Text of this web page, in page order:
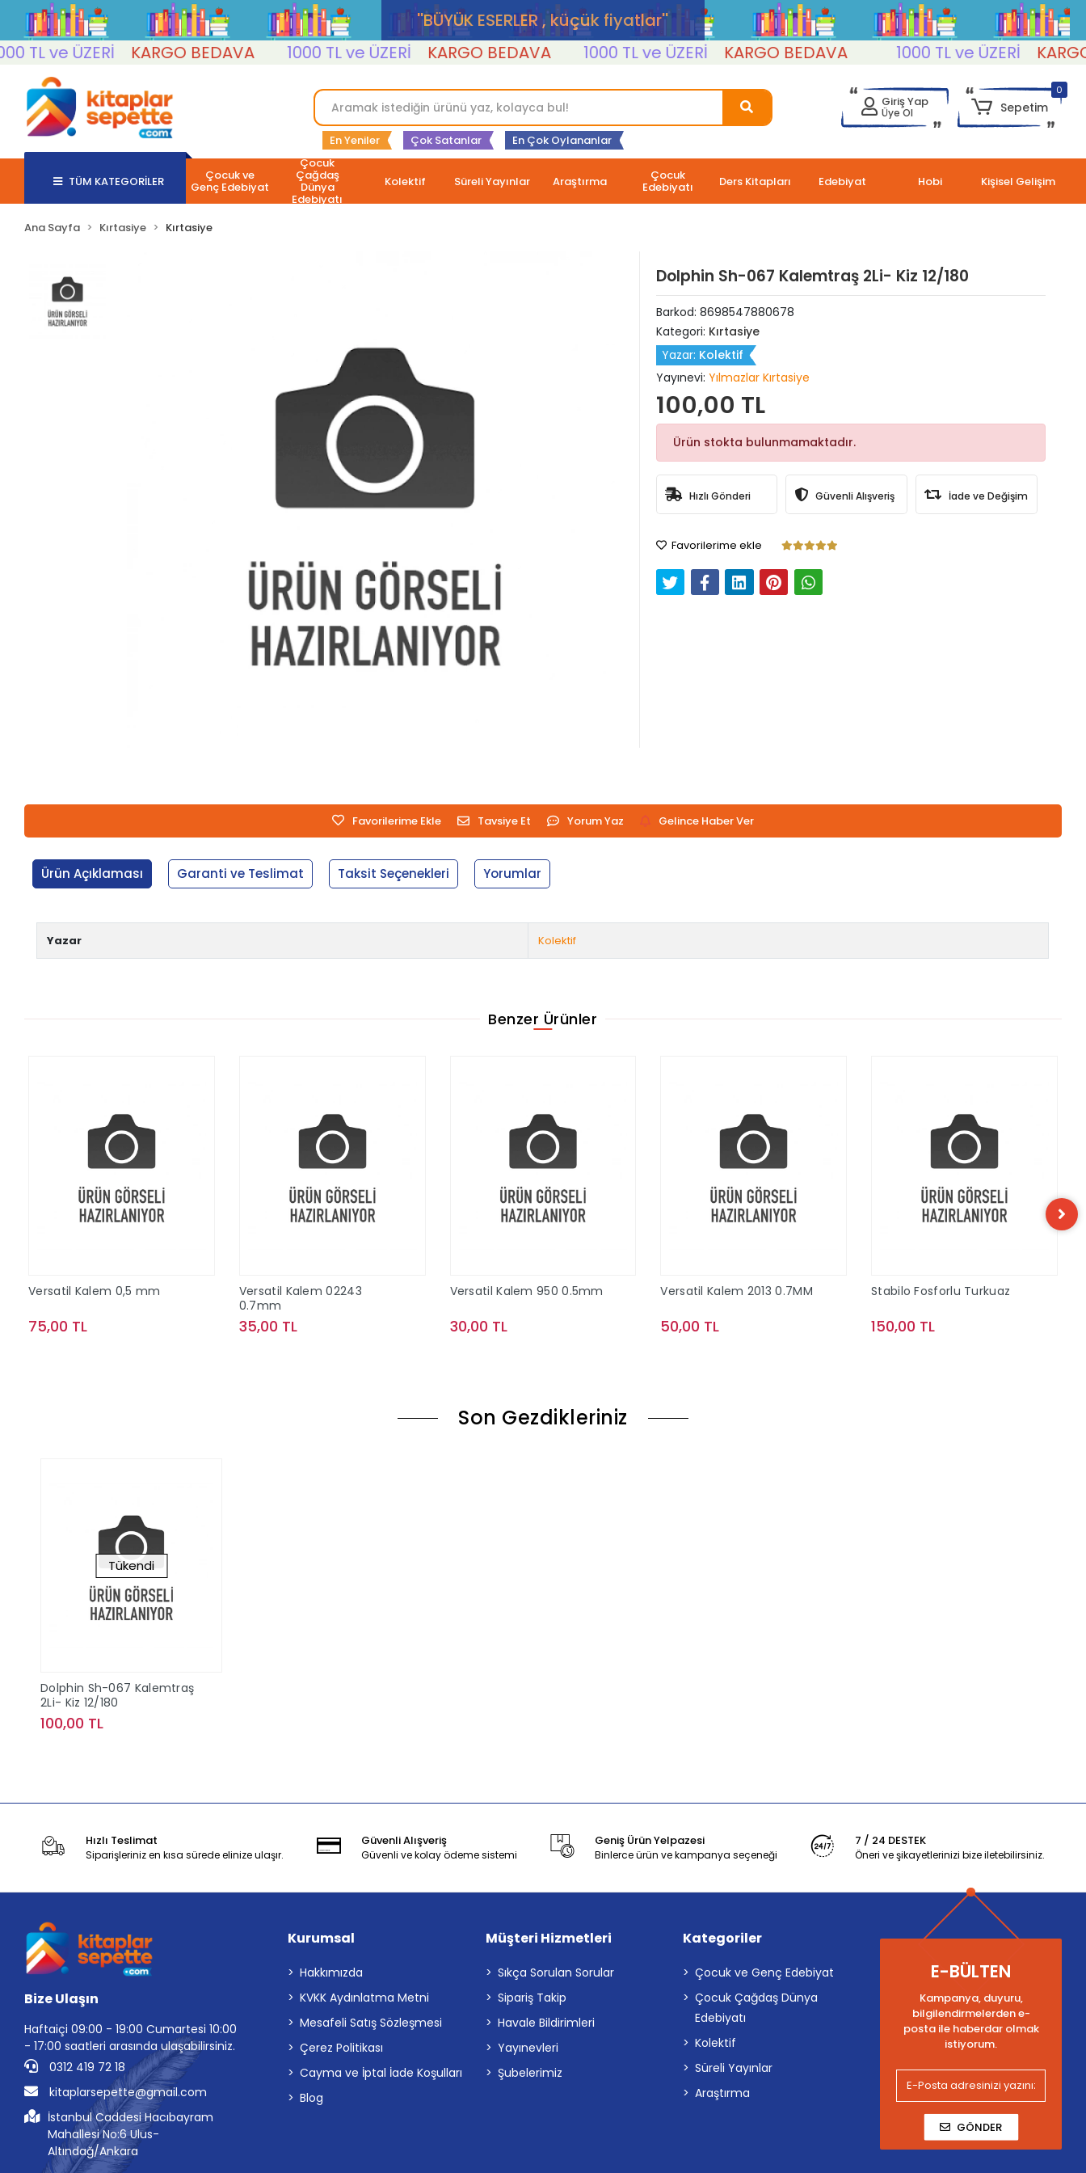
''BÜYÜK ESERLER , küçük fiyatlar''
ve ÜZERİ
KARGO BEDAVA 1000 TL ve ÜZERİ KARGO BEDAVA 1000 TL ve ÜZERİ KARGO BEDAVA 1000 TL ve ÜZERİ KARGO
En Yeniler Çok Satanlar En Çok Oylananlar
Giriş Yap
Üye Ol
0
Sepetim
TÜM KATEGORİLER Çocuk ve
Genç Edebiyat
Çocuk
Çağdaş
Dünya
Edebiyatı
Kolektif Süreli Yayınlar Araştırma Çocuk
Edebiyatı Ders Kitapları Edebiyat Hobi Kişisel Gelişim
Ana Sayfa Kırtasiye Kırtasiye
Dolphin Sh-067 Kalemtraş 2Li- Kiz 12/180
Barkod: 8698547880678
Kategori: Kırtasiye
Yazar: Kolektif
Yayınevi: Yılmazlar Kırtasiye
100,00 TL
Ürün stokta bulunmamaktadır.
Hızlı Gönderi Güvenli Alışveriş İade ve Değişim
Favorilerime ekle
Favorilerime Ekle Tavsiye Et Yorum Yaz Gelince Haber Ver
Ürün Açıklaması Garanti ve Teslimat Taksit Seçenekleri Yorumlar
Yazar Kolektif
Benzer Ürünler
Versatil Kalem 0,5 mm
75,00 TL
Versatil Kalem 02243
0.7mm
35,00 TL
Versatil Kalem 950 0.5mm
30,00 TL
Versatil Kalem 2013 0.7MM
50,00 TL
Stabilo Fosforlu Turkuaz
150,00 TL
Son Gezdikleriniz
Tükendi
Dolphin Sh-067 Kalemtraş
2Li- Kiz 12/180
100,00 TL
Hızlı Teslimat
Siparişleriniz en kısa sürede elinize ulaşır.
Güvenli Alışveriş
Güvenli ve kolay ödeme sistemi
Geniş Ürün Yelpazesi
Binlerce ürün ve kampanya seçeneği
7 / 24 DESTEK
Öneri ve şikayetlerinizi bize iletebilirsiniz.
Bize Ulaşın
Haftaiçi 09:00 - 19:00 Cumartesi 10:00
- 17:00 saatleri arasında ulaşabilirsiniz.
0312 419 72 18
kitaplarsepette@gmail.com
İstanbul Caddesi Hacıbayram
Mahallesi No:6 Ulus-
Altındağ/Ankara
Kurumsal
Hakkımızda
KVKK Aydınlatma Metni
Mesafeli Satış Sözleşmesi
Çerez Politikası
Cayma ve İptal İade Koşulları
Blog
Müşteri Hizmetleri
Sıkça Sorulan Sorular
Sipariş Takip
Havale Bildirimleri
Yayınevleri
Şubelerimiz
Kategoriler
Çocuk ve Genç Edebiyat
Çocuk Çağdaş Dünya
Edebiyatı
Kolektif
Süreli Yayınlar
Araştırma
E-BÜLTEN
Kampanya, duyuru,
bilgilendirmelerden e-
posta ile haberdar olmak
istiyorum.
GÖNDER